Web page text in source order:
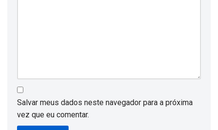
Salvar meus dados neste navegador para a próxima
vez que eu comentar.